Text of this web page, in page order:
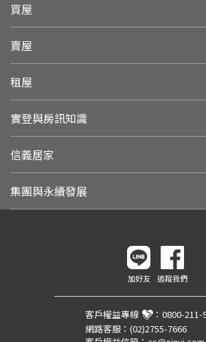
買屋
賣屋
租屋
實登與房訊知識
信義居家
集團與永續發展
加好友 追蹤我們
客戶權益專線 ： 0800-211-
網路客服： (02)2755-7666